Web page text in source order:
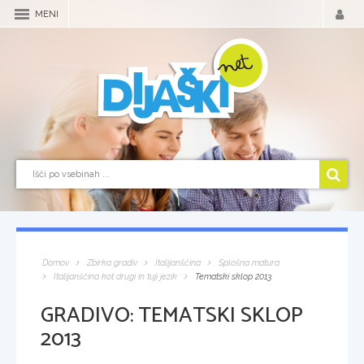
MENI
Domov Zbirka gradiv Italijanščina
Splošna matura
Italijanščina kot drugi in tuji jezik
Tematski sklop 2013
GRADIVO:TEMATSKI SKLOP
2013